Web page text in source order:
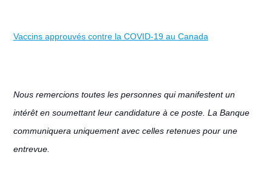
Vaccins approuvés contre la COVID-19 au Canada
Nous remercions toutes les personnes qui manifestent un
intérêt en soumettant leur candidature à ce poste. La Banque
communiquera uniquement avec celles retenues pour une
entrevue.